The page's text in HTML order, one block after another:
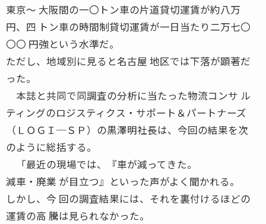
東京〜 大阪間の一〇トン車の片道貸切運賃が約八万
円、四 トン車の時間制貸切運賃が一日当たり二万七〇
〇〇 円強という水準だ。
ただし、地域別に見ると名古屋 地区では下落が顕著だ
った。
本誌と共同で同調査の分析に当たった物流コンサ ル
ティングのロジスティクス・サポート＆パートナーズ
（ＬＯＧＩ─ＳＰ）の黒澤明社長は、今回の結果を次
のように総括する。
「最近の現場では、『車が減ってきた。
減車・廃業 が目立つ』といった声がよく聞かれる。
しかし、今 回の調査結果には、それを裏付けるほどの
運賃の高 騰は見られなかった。